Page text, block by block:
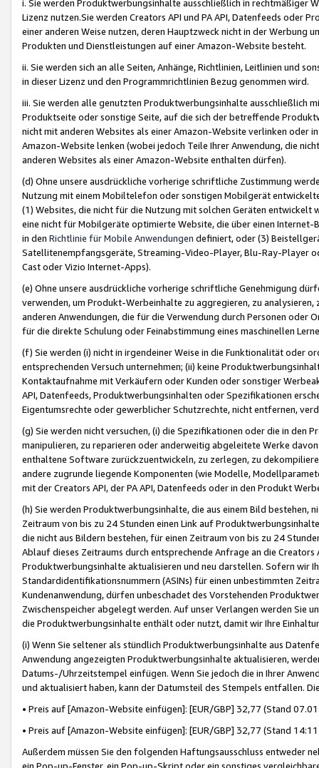
i. Sie werden Produktwerbungsinhalte ausschließlich in rechtmäßiger
Lizenz nutzen.Sie werden Creators API und PA API, Datenfeeds oder
einer anderen Weise nutzen, deren Hauptzweck nicht in der Werbung
Produkten und Dienstleistungen auf einer Amazon-Website besteht.
ii. Sie werden sich an alle Seiten, Anhänge, Richtlinien, Leitlinien und
in dieser Lizenz und den Programmrichtlinien Bezug genommen wird.
iii. Sie werden alle genutzten Produktwerbungsinhalte ausschließlich
Produktseite oder sonstige Seite, auf die sich der betreffende
nicht mit anderen Websites als einer Amazon-Website verlinken oder
Amazon-Website lenken (wobei jedoch Teile Ihrer Anwendung, die
anderen Websites als einer Amazon-Website enthalten dürfen).
(d) Ohne unsere ausdrückliche vorherige schriftliche Zustimmung
Nutzung mit einem Mobiltelefon oder sonstigen Mobilgerät
(1) Websites, die nicht für die Nutzung mit solchen Geräten
eine nicht für Mobilgeräte optimierte Website, die über einen
in den Richtlinie für Mobile Anwendungen definiert, oder (3)
Satellitenempfangsgeräte, Streaming-Video-Player, Blu-Ray-Player
Cast oder Vizio Internet-Apps).
(e) Ohne unsere ausdrückliche vorherige schriftliche Genehmigung
verwenden, um Produkt-Werbeinhalte zu aggregieren, zu
anderen Anwendungen, die für die Verwendung durch Personen
für die direkte Schulung oder Feinabstimmung eines maschinellen
(f) Sie werden (i) nicht in irgendeiner Weise in die Funktionalität oder
entsprechenden Versuch unternehmen; (ii) keine
Kontaktaufnahme mit Verkäufern oder Kunden oder sonstiger
API, Datenfeeds, Produktwerbungsinhalten oder Spezifikationen
Eigentumsrechte oder gewerblicher Schutzrechte, nicht entfernen,
(g) Sie werden nicht versuchen, (i) die Spezifikationen oder die in
manipulieren, zu reparieren oder anderweitig abgeleitete Werke
enthaltene Software zurückzuentwickeln, zu zerlegen, zu
andere zugrunde liegende Komponenten (wie Modelle,
mit der Creators API, der PA API, Datenfeeds oder in den Produkt
(h) Sie werden Produktwerbungsinhalte, die aus einem Bild bestehen,
Zeitraum von bis zu 24 Stunden einen Link auf
die nicht aus Bildern bestehen, für einen Zeitraum von bis zu 24
Ablauf dieses Zeitraums durch entsprechende Anfrage an die
Produktwerbungsinhalte aktualisieren und neu darstellen. Sofern wir
Standardidentifikationsnummern (ASINs) für einen unbestimmten
Kundenanwendung, dürfen unbeschadet des Vorstehenden
Zwischenspeicher abgelegt werden. Auf unser Verlangen werden Sie
die Produktwerbungsinhalte enthält oder nutzt, damit wir Ihre
(i) Wenn Sie seltener als stündlich Produktwerbungsinhalte aus
Anwendung angezeigten Produktwerbungsinhalte aktualisieren,
Datums-/Uhrzeitstempel einfügen. Wenn Sie jedoch die in Ihrer
und aktualisiert haben, kann der Datumsteil des Stempels entfallen.
• Preis auf [Amazon-Website einfügen]: [EUR/GBP] 32,77 (Stand
• Preis auf [Amazon-Website einfügen]: [EUR/GBP] 32,77 (Stand
Außerdem müssen Sie den folgenden Haftungsausschluss entweder
ein Pop-up-Fenster, ein Pop-up-Skript oder ein sonstiges